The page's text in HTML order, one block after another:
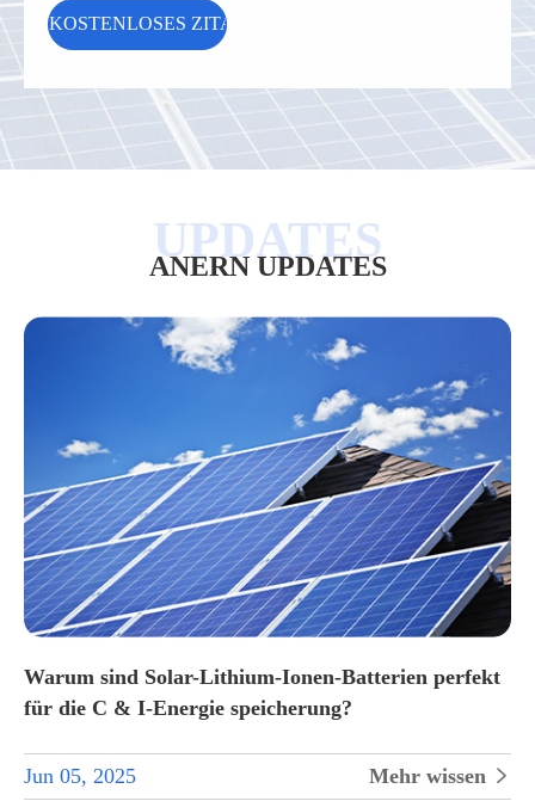
ANERN UPDATES
Warum sind Solar-Lithium-Ionen-Batterien perfekt
für die C & I-Energie speicherung?
Jun 05, 2025 Mehr wissen 